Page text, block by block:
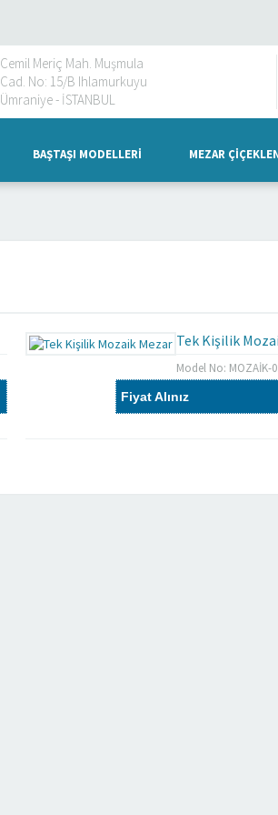
Cemil Meriç Mah. Muşmula
Cad. No: 15/B Ihlamurkuyu
Ümraniye - İSTANBUL
BAŞTAŞI MODELLERI MEZAR
Tek Kişilik
Model No: MOZAİK-
Fiyat Alınız